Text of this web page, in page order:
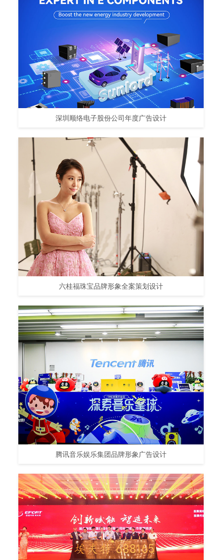
深圳顺络电子股份公司年度广告设计
六桂福珠宝品牌形象全案策划设计
腾讯音乐娱乐集团品牌形象广告设计